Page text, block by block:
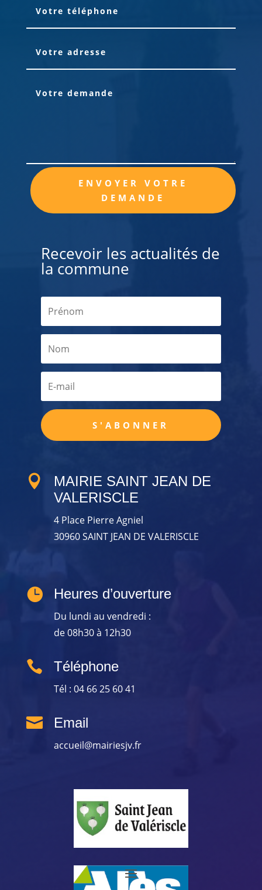
ENVOYER VOTRE
DEMANDE
Alternative:
Recevoir les actualités de
la commune
S'ABONNER

MAIRIE SAINT JEAN DE
VALERISCLE
4 Place Pierre Agniel
30960 SAINT JEAN DE VALERISCLE
 Heures d’ouverture
Du lundi au vendredi :
de 08h30 à 12h30
 Téléphone
Tél : 04 66 25 60 41
 Email
accueil@mairiesjv.fr